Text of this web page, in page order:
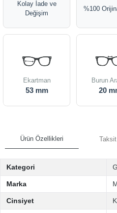
Kolay İade ve
Değişim
%100
Ekartman
53 mm
Burun
20
Ürün Özellikleri
Kategori
Marka
Cinsiyet